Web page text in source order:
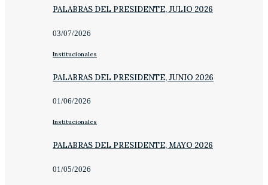
PALABRAS DEL PRESIDENTE, JULIO 2026
03/07/2026
Institucionales
PALABRAS DEL PRESIDENTE, JUNIO 2026
01/06/2026
Institucionales
PALABRAS DEL PRESIDENTE, MAYO 2026
01/05/2026